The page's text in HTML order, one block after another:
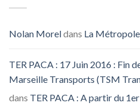
Nolan Moreldans La
TER PACA : 17 Juin 2016 : Fin
Marseille Transports (TSM
dans TER PACA : A partir du